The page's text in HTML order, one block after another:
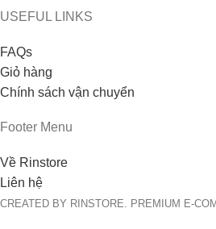
USEFUL LINKS
FAQs
Giỏ hàng
Chính sách vận chuyển
Footer Menu
Về Rinstore
Liên hệ
CREATED BY RINSTORE. PREMIUM E-